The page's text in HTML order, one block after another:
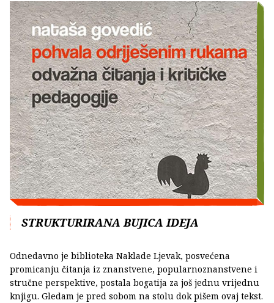
STRUKTURIRANA BUJICA IDEJA
Odnedavno je biblioteka Naklade Ljevak, posvećena
promicanju čitanja iz znanstvene, popularnoznanstvene i
stručne perspektive, postala bogatija za još jednu vrijednu
knjigu. Gledam je pred sobom na stolu dok pišem ovaj tekst.